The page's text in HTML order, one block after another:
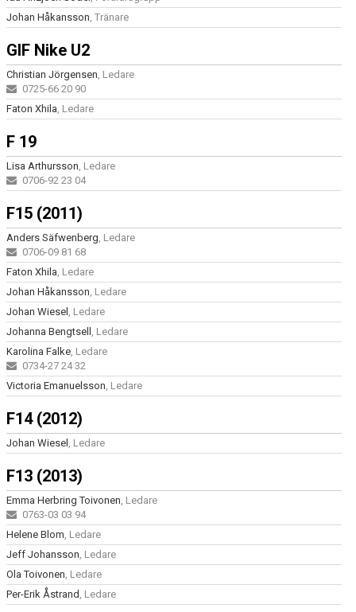
TRYGG IDROTT
MÅLSÄTTNING
WEBSHOP
SAMARBETSPARTNERS
1919-KLUBBEN
STIFTELSEN DUNROSS & CO
Johan Håkansson, Tränare
GIF Nike U2
Christian Jörgensen, Ledare
0725-66 20 90
Faton Xhila, Ledare
F 19
Lisa Arthursson, Ledare
0706-92 23 04
F15 (2011)
Anders Säfwenberg, Ledare
0706-09 81 68
Faton Xhila, Ledare
Johan Håkansson, Ledare
Johan Wiesel , Ledare
Johanna Bengtsell , Ledare
Karolina Falke, Ledare
0734-27 24 32
Victoria Emanuelsson, Ledare
F14 (2012)
Johan Wiesel , Ledare
F13 (2013)
Emma Herbring Toivonen, Ledare
0763-03 03 94
Helene Blom, Ledare
Jeff Johansson, Ledare
Ola Toivonen, Ledare
Per-Erik Åstrand , Ledare